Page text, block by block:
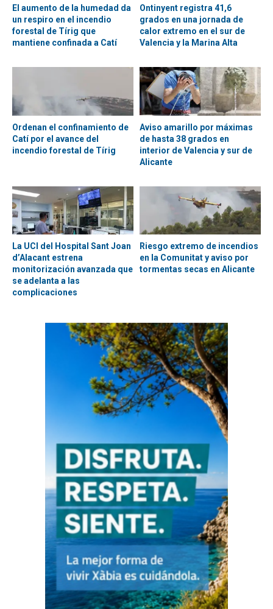
El aumento de la humedad da
un respiro en el incendio
forestal de Tírig que
mantiene confinada a Catí
Ontinyent registra 41,6
grados en una jornada de
calor extremo en el sur de
Valencia y la Marina Alta
Ordenan el confinamiento de
Catí por el avance del
incendio forestal de Tírig
Aviso amarillo por máximas
de hasta 38 grados en
interior de Valencia y sur de
Alicante
La UCI del Hospital Sant Joan
d’Alacant estrena
monitorización avanzada que
se adelanta a las
complicaciones
Riesgo extremo de incendios
en la Comunitat y aviso por
tormentas secas en Alicante